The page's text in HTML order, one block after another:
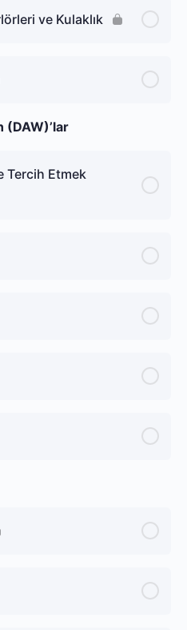
ve Kulaklık
(DAW)’lar
Tercih Etmek